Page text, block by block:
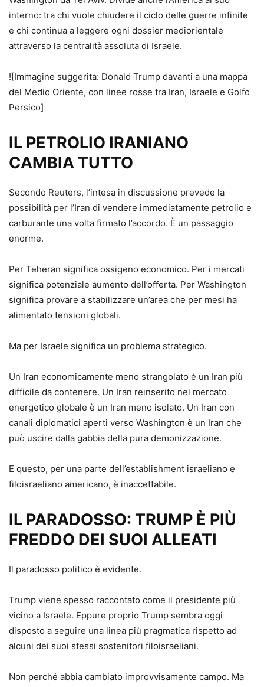
interno: tra chi vuole chiudere il ciclo delle guerre infinite
e chi continua a leggere ogni dossier mediorientale
attraverso la centralità assoluta di Israele.
![Immagine suggerita: Donald Trump davanti a una mappa
del Medio Oriente, con linee rosse tra Iran, Israele e Golfo
Persico]
IL PETROLIO IRANIANO
CAMBIA TUTTO
Secondo Reuters, l’intesa in discussione prevede la
possibilità per l’Iran di vendere immediatamente petrolio e
carburante una volta firmato l’accordo. È un passaggio
enorme.
Per Teheran significa ossigeno economico. Per i mercati
significa potenziale aumento dell’offerta. Per Washington
significa provare a stabilizzare un’area che per mesi ha
alimentato tensioni globali.
Ma per Israele significa un problema strategico.
Un Iran economicamente meno strangolato è un Iran più
difficile da contenere. Un Iran reinserito nel mercato
energetico globale è un Iran meno isolato. Un Iran con
canali diplomatici aperti verso Washington è un Iran che
può uscire dalla gabbia della pura demonizzazione.
E questo, per una parte dell’establishment israeliano e
filoisraeliano americano, è inaccettabile.
IL PARADOSSO: TRUMP È PIÙ
FREDDO DEI SUOI ALLEATI
Il paradosso politico è evidente.
Trump viene spesso raccontato come il presidente più
vicino a Israele. Eppure proprio Trump sembra oggi
disposto a seguire una linea più pragmatica rispetto ad
alcuni dei suoi stessi sostenitori filoisraeliani.
Non perché abbia cambiato improvvisamente campo. Ma